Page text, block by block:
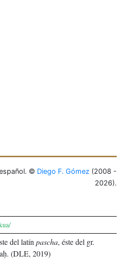
© Diego F. Gómez (2008 -
2026).
del latín pascha, éste del gr.
(DLE, 2019)